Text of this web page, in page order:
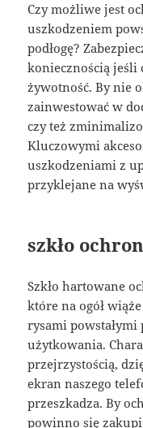
Czy możliwe jest
uszkodzeniem
podłogę?
koniecznością jeśli
żywotność. By nie
zainwestować w
czy też
Kluczowymi
uszkodzeniami z
przyklejane na
szkło
Szkło hartowane
które na ogół
rysami powstałymi
użytkowania.
przejrzystością,
ekran naszego
przeszkadza. By
powinno się